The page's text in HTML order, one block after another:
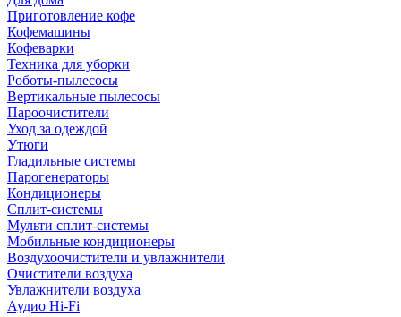
Приготовление кофе
Кофемашины
Кофеварки
Техника для уборки
Роботы-пылесосы
Вертикальные пылесосы
Пароочистители
Уход за одеждой
Утюги
Гладильные системы
Парогенераторы
Кондиционеры
Сплит-системы
Мульти сплит-системы
Мобильные кондиционеры
Воздухоочистители и увлажнители
Очистители воздуха
Увлажнители воздуха
Аудио Hi-Fi